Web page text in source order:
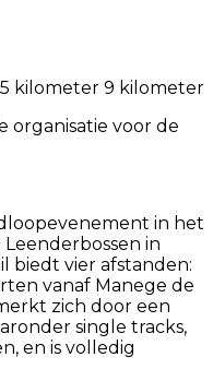
kilometer 9 kilometer
organisatie voor de
in het
in
biedt vier afstanden:
vanaf Manege de
zich door een
single tracks,
en is volledig